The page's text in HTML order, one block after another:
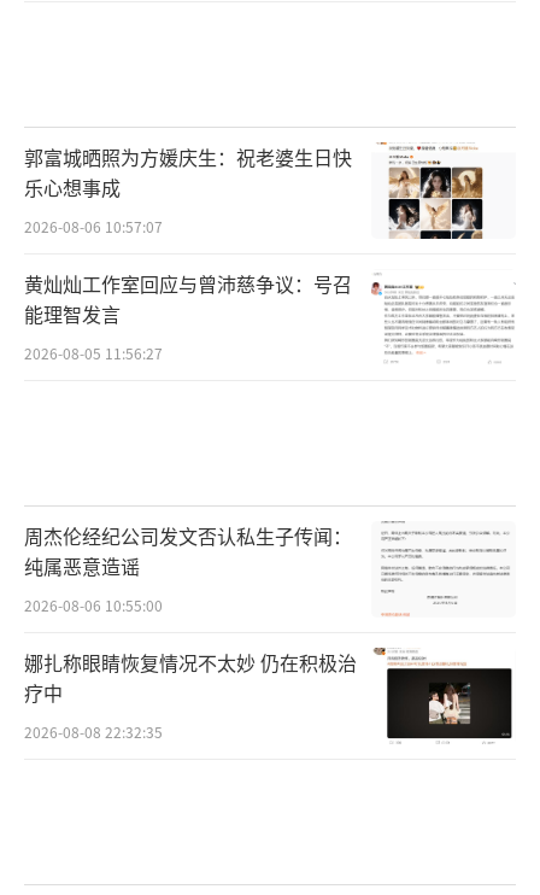
郭富城晒照为方媛庆生：祝老婆生日快
乐心想事成
2026-08-06 10:57:07
黄灿灿工作室回应与曾沛慈争议：号召
能理智发言
2026-08-05 11:56:27
周杰伦经纪公司发文否认私生子传闻：
纯属恶意造谣
2026-08-06 10:55:00
娜扎称眼睛恢复情况不太妙 仍在积极治
疗中
2026-08-08 22:32:35